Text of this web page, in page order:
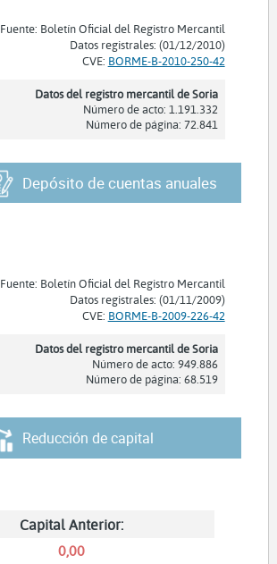
Fuente: Boletín Oficial del Registro Mercantil
Datos registrales: (01/12/2010)
CVE: BORME-B-2010-250-42
Datos del registro mercantil de Soria
Número de acto: 1.191.332
Número de página: 72.841
Depósito de cuentas anuales
Fuente: Boletín Oficial del Registro Mercantil
Datos registrales: (01/11/2009)
CVE: BORME-B-2009-226-42
Datos del registro mercantil de Soria
Número de acto: 949.886
Número de página: 68.519
Reducción de capital
Capital Anterior:
0,00